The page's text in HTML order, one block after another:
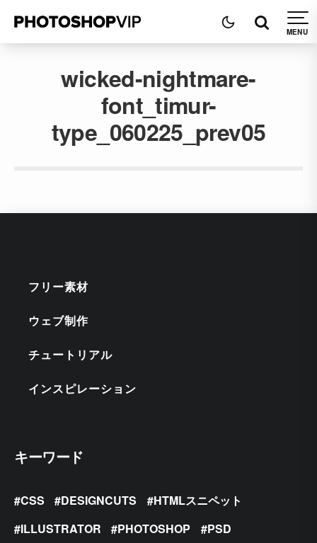
wicked-nightmare-
font_timur-
type_060225_prev05
フリー素材
ウェブ制作
チュートリアル
インスピレーション
キーワード
CSS DESIGNCUTS
HTMLスニペット
ILLUSTRATOR
PHOTOSHOP
PSD